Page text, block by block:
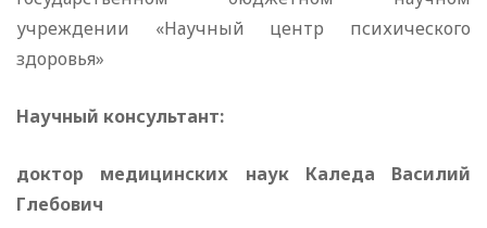
учреждении «Научный центр психического
здоровья»
Научный консультант:
доктор медицинских наук Каледа Василий
Глебович